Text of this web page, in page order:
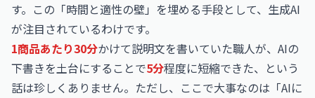
す。この「時間と適性の壁」を埋める手段として、生成AI
が注目されているわけです。
1商品あたり30分かけて説明文を書いていた職人が、AIの
下書きを土台にすることで5分程度に短縮できた、という
話は珍しくありません。ただし、ここで大事なのは「AIに